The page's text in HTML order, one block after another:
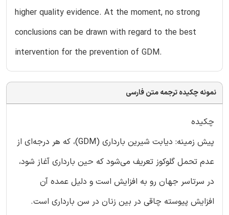
higher quality evidence. At the moment, no strong
conclusions can be drawn with regard to the best
intervention for the prevention of GDM.
نمونه چکیده ترجمه متن فارسی
چکیده
پیش زمینه: دیابت شیرین بارداری (GDM)، که هر درجه‌ای از
عدم تحمل گلوکوز تعریف می‌شود که حین بارداری آغاز شود،
در سرتاسر جهان رو به افزایش است و دلیل عمده آن
افزایش پیوسته چاقی در بین زنان در سن بارداری است.